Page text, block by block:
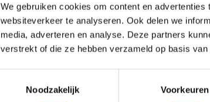
We gebruiken cookies om content en
websiteverkeer te analyseren. Ook delen we
media, adverteren en analyse. Deze partners
verstrekt of die ze hebben verzameld op basis
Noodzakelijk
Voorkeuren